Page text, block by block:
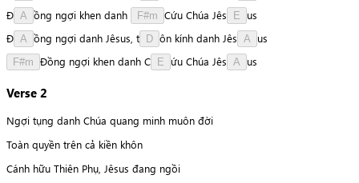
Đ A ồng ngợi khen danh F#m Cứu Chúa Jês E us
Đ A ồng ngợi danh Jêsus, t D ôn kính danh Jês A us
F#m Đồng ngợi khen danh C E ứu Chúa Jês A us
Verse 2
Ngợi tụng danh Chúa quang minh muôn đời
Toàn quyền trên cả kiền khôn
Cánh hữu Thiên Phụ, Jêsus đang ngồi